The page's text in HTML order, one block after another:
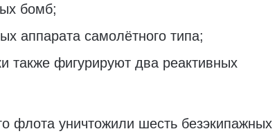
бомб;
аппарата самолётного типа;
также фигурируют два реактивных
флота уничтожили шесть безэкипажных